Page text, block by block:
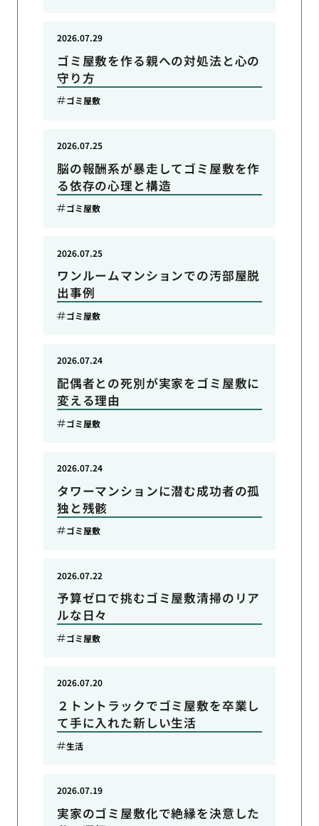
ゴミ屋敷を作る親への対処法と心の
守り方
2026.07.29
ゴミ屋敷
脳の報酬系が暴走してゴミ屋敷を作
る依存の心理と構造
2026.07.25
ゴミ屋敷
ワンルームマンションでの汚部屋脱
出事例
2026.07.25
ゴミ屋敷
配偶者との死別が実家をゴミ屋敷に
変える理由
2026.07.24
ゴミ屋敷
タワーマンションに潜む成功者の孤
独と残骸
2026.07.24
ゴミ屋敷
予算ゼロで挑むゴミ屋敷清掃のリア
ルな日々
2026.07.22
ゴミ屋敷
２トントラックでゴミ屋敷を卒業し
て手に入れた新しい生活
2026.07.20
生活
実家のゴミ屋敷化で絶縁を決意した
2026.07.19